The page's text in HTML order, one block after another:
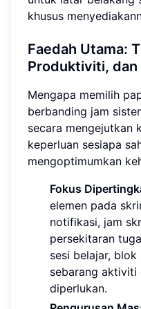
khusus
Faedah Utama:
Produktiviti, dan
Mengapa memilih
berbanding jam
secara mengejutkan
keperluan sesiapa
mengoptimumkan
Fokus
elemen pada
notifikasi, jam
persekitaran
sesi belajar,
sebarang aktiviti
diperlukan.